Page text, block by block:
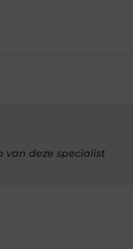
van deze specialist